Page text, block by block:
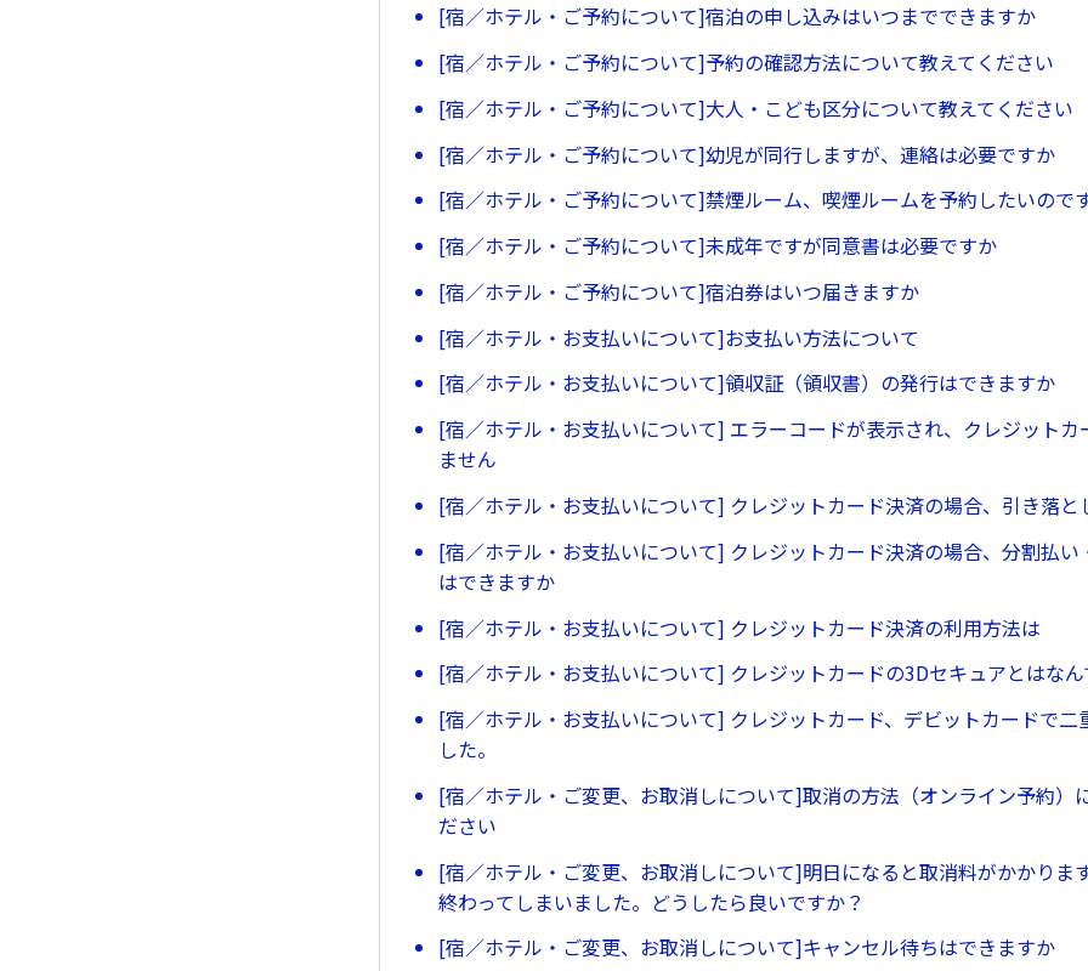
[宿／ホテル・ご予約について]宿泊の申し込みはいつまでできますか
[宿／ホテル・ご予約について]予約の確認方法について教えてください
[宿／ホテル・ご予約について]大人・こども区分について教えてください
[宿／ホテル・ご予約について]幼児が同行しますが、連絡は必要ですか
[宿／ホテル・ご予約について]禁煙ルーム、喫煙ルームを予約したいので
[宿／ホテル・ご予約について]未成年ですが同意書は必要ですか
[宿／ホテル・ご予約について]宿泊券はいつ届きますか
[宿／ホテル・お支払いについて]お支払い方法について
[宿／ホテル・お支払いについて]領収証（領収書）の発行はできますか
[宿／ホテル・お支払いについて] エラーコードが表示され、クレジットカ
ません
[宿／ホテル・お支払いについて] クレジットカード決済の場合、引き落と
[宿／ホテル・お支払いについて] クレジットカード決済の場合、分割払い
はできますか
[宿／ホテル・お支払いについて] クレジットカード決済の利用方法は
[宿／ホテル・お支払いについて] クレジットカードの3Dセキュアとはな
[宿／ホテル・お支払いについて] クレジットカード、デビットカードで二
した。
[宿／ホテル・ご変更、お取消しについて]取消の方法（オンライン予約）
ださい
[宿／ホテル・ご変更、お取消しについて]明日になると取消料がかかりま
終わってしまいました。どうしたら良いですか？
[宿／ホテル・ご変更、お取消しについて]キャンセル待ちはできますか